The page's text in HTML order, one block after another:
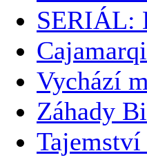
SERIÁL:
Vychází
Záhady